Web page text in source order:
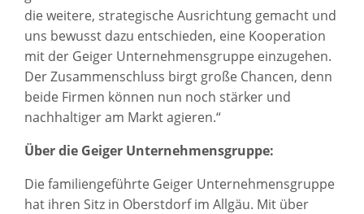
die weitere, strategische Ausrichtung gemacht und
uns bewusst dazu entschieden, eine Kooperation
mit der Geiger Unternehmensgruppe einzugehen.
Der Zusammenschluss birgt große Chancen, denn
beide Firmen können nun noch stärker und
nachhaltiger am Markt agieren.“
Über die Geiger Unternehmensgruppe:
Die familiengeführte Geiger Unternehmensgruppe
hat ihren Sitz in Oberstdorf im Allgäu. Mit über